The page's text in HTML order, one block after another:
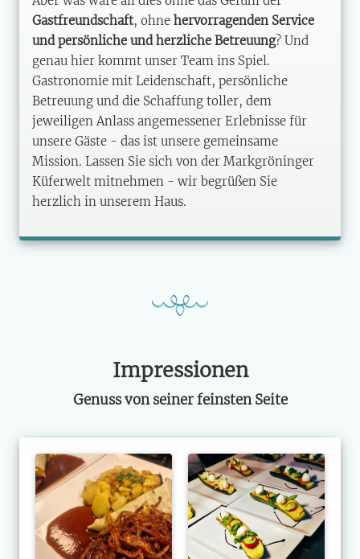
Gastfreundschaft, ohne hervorragenden Service
und persönliche und herzliche Betreuung? Und
genau hier kommt unser Team ins Spiel.
Gastronomie mit Leidenschaft, persönliche
Betreuung und die Schaffung toller, dem
jeweiligen Anlass angemessener Erlebnisse für
unsere Gäste - das ist unsere gemeinsame
Mission. Lassen Sie sich von der Markgröninger
Küferwelt mitnehmen - wir begrüßen Sie
herzlich in unserem Haus.
Impressionen
Genuss von seiner feinsten Seite